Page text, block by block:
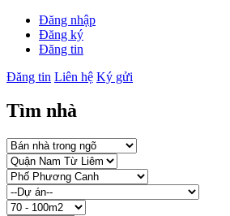
Đăng nhập
Đăng ký
Đăng tin
Đăng tin Liên hệ Ký gửi
Tìm nhà